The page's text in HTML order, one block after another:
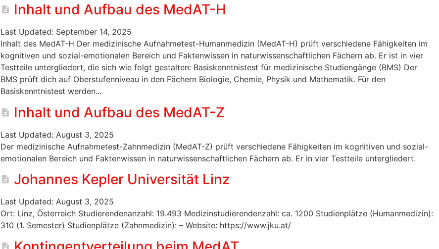
Inhalt und Aufbau des MedAT-H
Last Updated: September 14, 2025
Inhalt des MedAT-H Der medizinische Aufnahmetest-Humanmedizin (MedAT-H) prüft verschiedene Fähigkeiten im
kognitiven und sozial-emotionalen Bereich und Faktenwissen in naturwissenschaftlichen Fächern ab. Er ist in vier
Testteile untergliedert, die sich wie folgt gestalten: Basiskenntnistest für medizinische Studiengänge (BMS) Der
BMS prüft dich auf Oberstufenniveau in den Fächern Biologie, Chemie, Physik und Mathematik. Für den
Basiskenntnistest werden...
Inhalt und Aufbau des MedAT-Z
Last Updated: August 3, 2025
Der medizinische Aufnahmetest-Zahnmedizin (MedAT-Z) prüft verschiedene Fähigkeiten im kognitiven und sozial-
emotionalen Bereich und Faktenwissen in naturwissenschaftlichen Fächern ab. Er in vier Testteile untergliedert.
Johannes Kepler Universität Linz
Last Updated: August 3, 2025
Ort: Linz, Österreich Studierendenanzahl: 19.493 Medizinstudierendenzahl: ca. 1200 Studienplätze (Humanmedizin):
310 (1. Semester) Studienplätze (Zahnmedizin): – Website: https://www.jku.at/